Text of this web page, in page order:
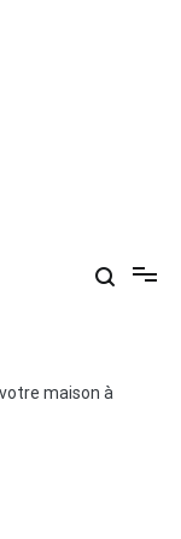
maison à